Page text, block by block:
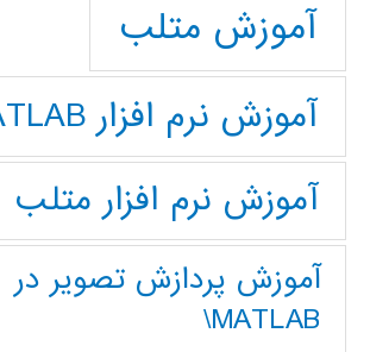
آموزش متلب
آموزش نرم افزار MATLAB
آموزش نرم افزار متلب
آموزش پردازش تصوير در
MATLAB\